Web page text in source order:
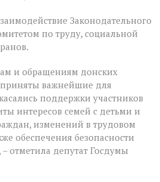
Законодательного
по труду, социальной
и обращениям донских
важнейшие для
поддержки участников
интересов семей с детьми и
изменений в трудовом
обеспечения безопасности
отметила депутат Госдумы